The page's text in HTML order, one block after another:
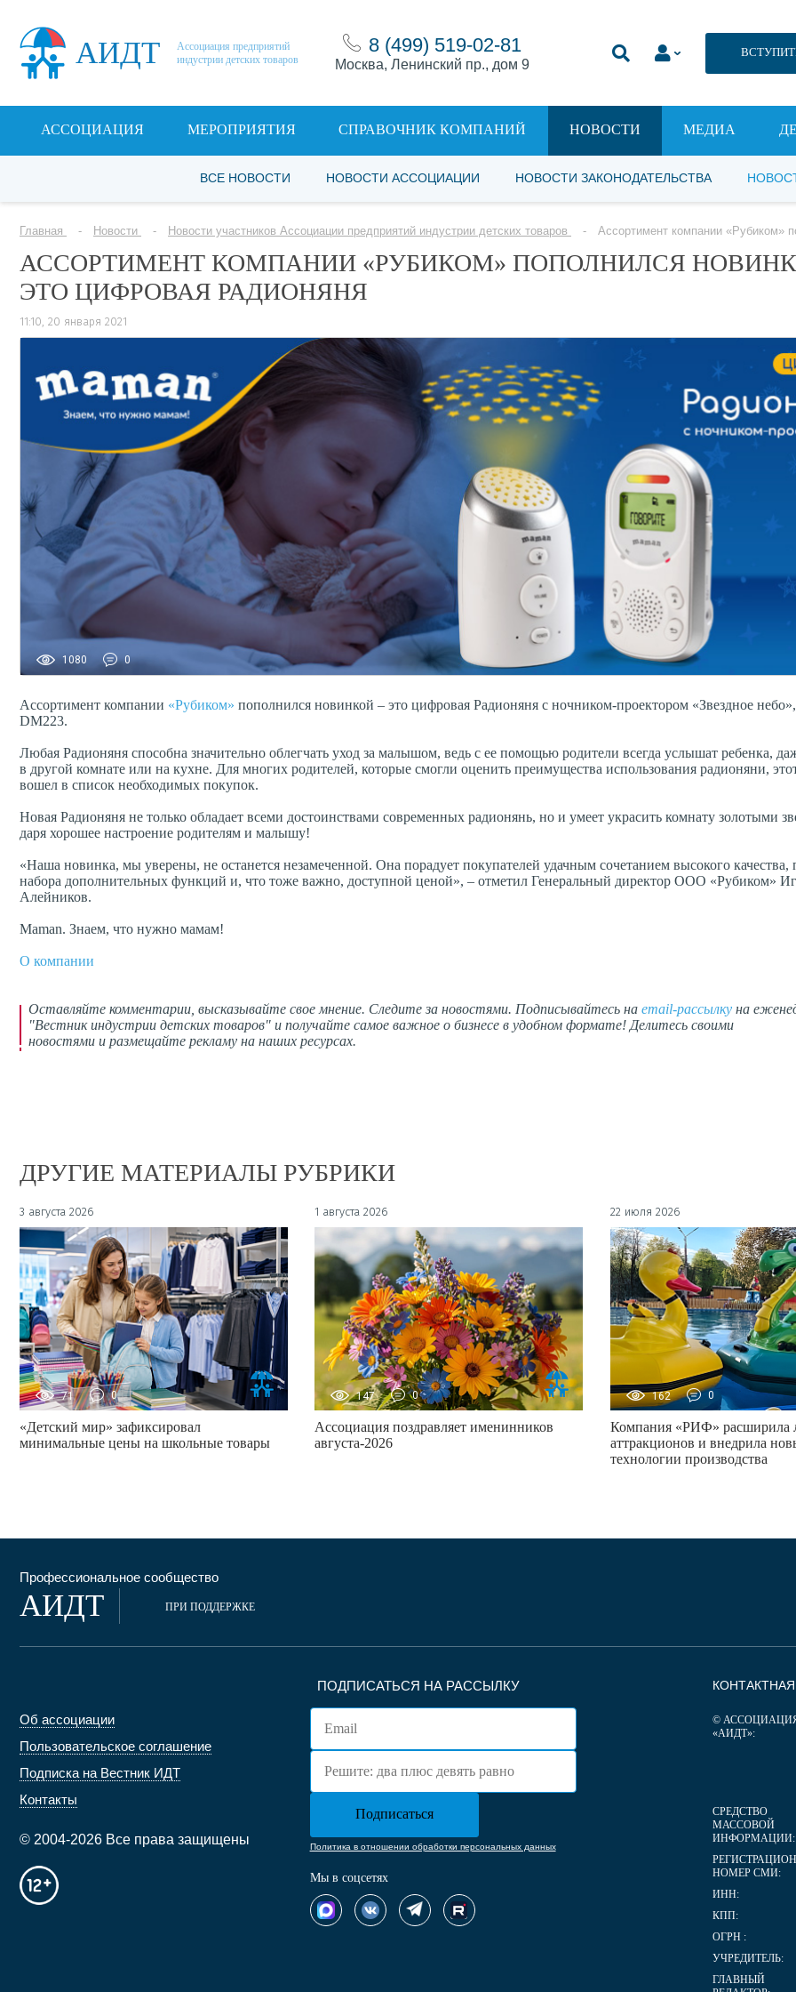
АИДТ
Ассоциация предприятий
индустрии детских товаров
8 (499) 519-02-81
Москва, Ленинский пр., дом 9
АССОЦИАЦИЯ МЕРОПРИЯТИЯ СПРАВОЧНИК КОМПАНИЙ НОВОСТИ МЕДИА
ВСЕ НОВОСТИ НОВОСТИ АССОЦИАЦИИ НОВОСТИ ЗАКОНОДАТЕЛЬСТВА
Главная Новости Новости участников Ассоциации предприятий индустрии детских товаров Ассортимент компании «Рубиком»
АССОРТИМЕНТ КОМПАНИИ «РУБИКОМ» ПОПОЛНИЛСЯ
ЭТО ЦИФРОВАЯ РАДИОНЯНЯ
11:10, 20 января 2021
1080 0
Ассортимент компании «Рубиком» пополнился новинкой – это цифровая Радионяня с ночником-проектором «Звездное
DM223.
Любая Радионяня способна значительно облегчать уход за малышом, ведь с ее помощью родители всегда услышат ребенка,
в другой комнате или на кухне. Для многих родителей, которые смогли оценить преимущества использования радионяни,
вошел в список необходимых покупок.
Новая Радионяня не только обладает всеми достоинствами современных радионянь, но и умеет украсить комнату золотыми
даря хорошее настроение родителям и малышу!
«Наша новинка, мы уверены, не останется незамеченной. Она порадует покупателей удачным сочетанием высокого качества,
набора дополнительных функций и, что тоже важно, доступной ценой», – отметил Генеральный директор ООО «Рубиком»
Алейников.
Maman. Знаем, что нужно мамам!
О компании
Оставляйте комментарии, высказывайте свое мнение. Следите за новостями. Подписывайтесь на email-рассылку на
"Вестник индустрии детских товаров" и получайте самое важное о бизнесе в удобном формате! Делитесь своими
новостями и размещайте рекламу на наших ресурсах.
ДРУГИЕ МАТЕРИАЛЫ РУБРИКИ
3 августа 2026
71 0
«Детский мир» зафиксировал
минимальные цены на школьные товары
1 августа 2026
147 0
Ассоциация поздравляет именинников
августа-2026
22 июля 2026
162 0
Компания «РИФ» расширила
аттракционов и внедрила
технологии производства
Профессиональное сообщество
АИДТ ПРИ ПОДДЕРЖКЕ
Об ассоциации
Пользовательское соглашение
Подписка на Вестник ИДТ
Контакты
© 2004-2026 Все права защищены
ПОДПИСАТЬСЯ НА РАССЫЛКУ
Политика в отношении обработки персональных данных
Мы в соцсетях
©
«АИДТ»:
СРЕДСТВО
МАССОВОЙ
ИНФОРМАЦИИ:
НОМЕР СМИ:
ИНН:
КПП:
ОГРН :
УЧРЕДИТЕЛЬ:
ГЛАВНЫЙ